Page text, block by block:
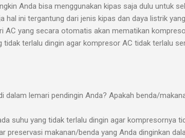
Anda bisa menggunakan kipas saja dulu untuk
hal ini tergantung dari jenis kipas dan daya listrik
AC yang secara otomatis akan mematikan
terlalu dingin agar kompresor AC tidak terlalu
dalam lemari pendingin Anda? Apakah benda/
suhu yang tidak terlalu dingin agar kompresornya
preservasi makanan/benda yang Anda dinginkan